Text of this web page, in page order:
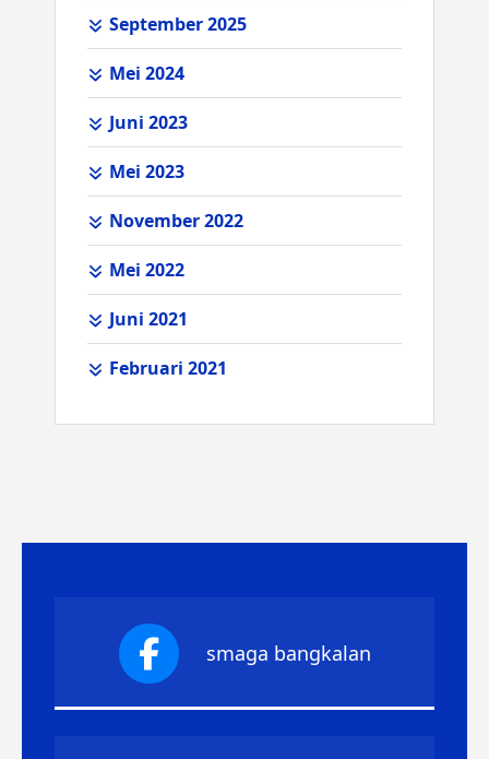
September 2025
Mei 2024
Juni 2023
Mei 2023
November 2022
Mei 2022
Juni 2021
Februari 2021
smaga bangkalan